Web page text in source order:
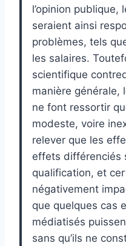
l’opinion
seraient ainsi
problèmes, tels
les salaires.
scientifique
manière générale,
ne font ressortir
modeste, voire
relever que les
effets différenciés
qualification, et
négativement
que quelques cas
médiatisés
sans qu’ils ne